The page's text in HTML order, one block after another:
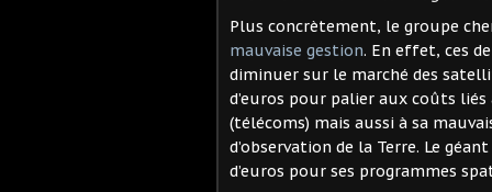
Plus concrètement, le groupe
mauvaise gestion. En effet, ces
diminuer sur le marché des
d’euros pour palier aux coûts
(télécoms) mais aussi à sa
d’observation de la Terre. Le
d’euros pour ses programmes